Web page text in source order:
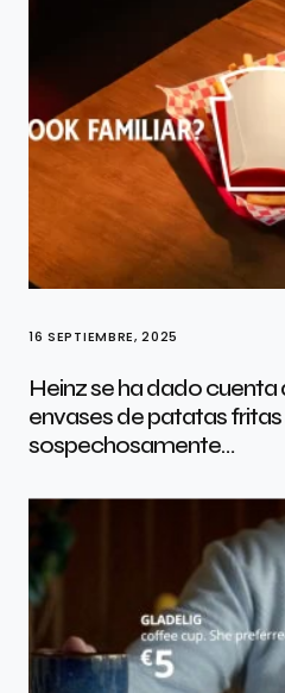
16 SEPTIEMBRE, 2025
Heinz se ha dado cuenta
envases de patatas
sospechosamente…